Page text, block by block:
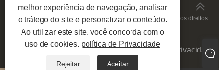
Copyright © 2024 JiuRong Lighting Technology Co., Ltd. Todos os direitos
reservados.
RSS | XML | política de Privacidade
|
melhor experiência de navegação, analisar
o tráfego do site e personalizar o conteúdo.
Ao utilizar este site, você concorda com o
uso de cookies. política de Privacidade
Rejeitar Aceitar